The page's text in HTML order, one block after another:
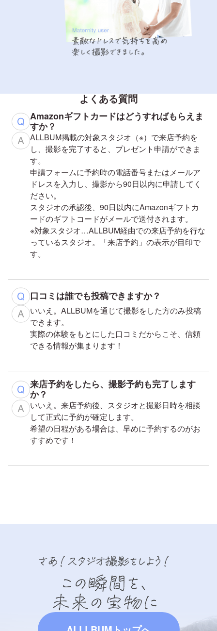
よくある質問
Amazonギフトカードはどうすればもらえま
すか？
ALLBUM掲載の対象スタジオ（※）で来店予約を
し、撮影を完了すると、プレゼント申請ができま
す。
申請フォームに予約時の電話番号またはメールア
ドレスを入力し、撮影から90日以内に申請してく
ださい。
スタジオの承認後、90日以内にAmazonギフトカ
ードのギフトコードがメールで送付されます。
※対象スタジオ…ALLBUM経由での来店予約を行な
っているスタジオ。「来店予約」の表示が目印で
す。
口コミは誰でも投稿できますか？
いいえ。ALLBUMを通じて撮影をした方のみ投稿
できます。
実際の体験をもとにした口コミだからこそ、信頼
できる情報が集まります！
来店予約をしたら、撮影予約も完了します
か？
いいえ。来店予約後、スタジオと撮影日時を相談
して正式に予約が確定します。
希望の日程がある場合は、早めに予約するのがお
すすめです！